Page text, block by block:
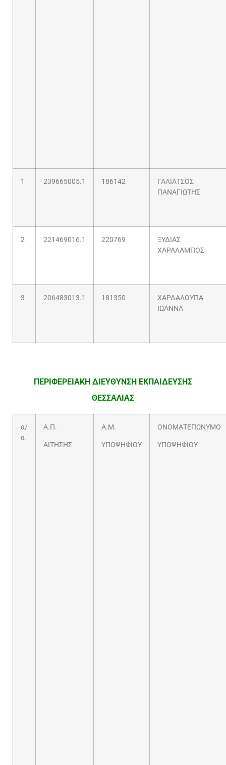
1 239665005.1 186142
ΓΑΛΙΑΤΣΟΣ
ΠΑΝΑΓΙΩΤΗΣ
2 221469016.1 220769
ΞΥΔΙΑΣ
ΧΑΡΑΛΑΜΠΟΣ
3 206483013.1 181350
ΧΑΡΔΑΛΟΥΠΑ
ΙΩΑΝΝΑ
ΠΕΡΙΦΕΡΕΙΑΚΗ ΔΙΕΥΘΥΝΣΗ ΕΚΠΑΙΔΕΥΣΗΣ
ΘΕΣΣΑΛΙΑΣ
α/
α
Α.Π.
ΑΙΤΗΣΗΣ
Α.Μ.
ΥΠΟΨΗΦΙΟΥ
ΟΝΟΜΑΤΕΠΩΝΥΜΟ
ΥΠΟΨΗΦΙΟΥ